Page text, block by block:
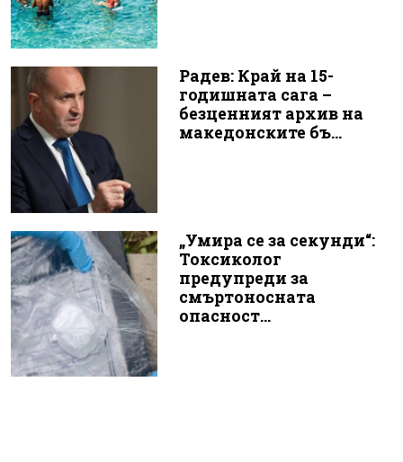
Радев: Край на 15-
годишната сага –
безценният архив на
македонските бъ...
„Умира се за секунди“:
Токсиколог
предупреди за
смъртоносната
опасност...